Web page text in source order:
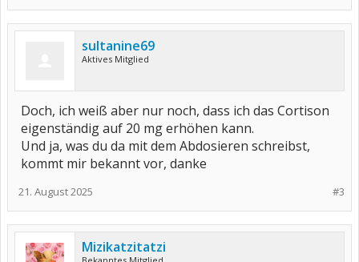
sultanine69
Aktives Mitglied
Doch, ich weiß aber nur noch, dass ich das Cortison
eigenständig auf 20 mg erhöhen kann.
Und ja, was du da mit dem Abdosieren schreibst,
kommt mir bekannt vor, danke
#3
21. August 2025
Mizikatzitatzi